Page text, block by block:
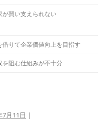
が買い支えられない
借りて企業価値向上を目指す
を阻む仕組みが不十分
7月11日 |